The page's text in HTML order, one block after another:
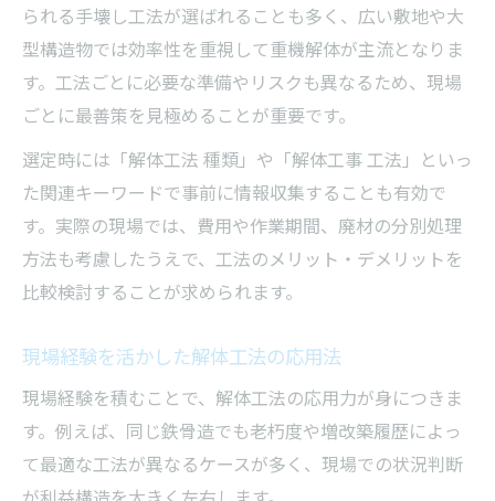
られる手壊し工法が選ばれることも多く、広い敷地や大
型構造物では効率性を重視して重機解体が主流となりま
す。工法ごとに必要な準備やリスクも異なるため、現場
ごとに最善策を見極めることが重要です。
選定時には「解体工法 種類」や「解体工事 工法」といっ
た関連キーワードで事前に情報収集することも有効で
す。実際の現場では、費用や作業期間、廃材の分別処理
方法も考慮したうえで、工法のメリット・デメリットを
比較検討することが求められます。
現場経験を活かした解体工法の応用法
現場経験を積むことで、解体工法の応用力が身につきま
す。例えば、同じ鉄骨造でも老朽度や増改築履歴によっ
て最適な工法が異なるケースが多く、現場での状況判断